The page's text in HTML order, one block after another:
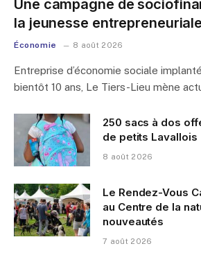
Une campagne de
la jeunesse entrepreneuriale
Économie 8 août 2026
Entreprise d’économie sociale
bientôt 10 ans, Le Tiers-Lieu mène
250 sacs à dos
de petits Lavallois
8 août 2026
Le Rendez-Vous
au Centre de la
nouveautés
7 août 2026